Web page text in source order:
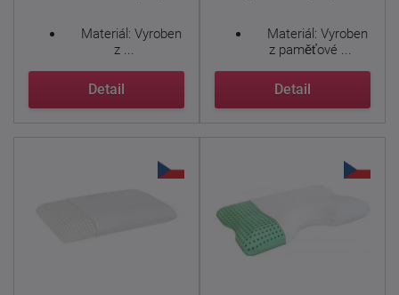
Materiál: Vyroben
z ...
Detail
Materiál: Vyroben
z paměťové ...
Detail